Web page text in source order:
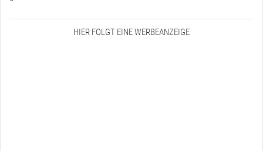
HIER FOLGT EINE WERBEANZEIGE